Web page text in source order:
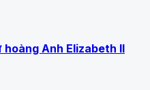
Anh Elizabeth II